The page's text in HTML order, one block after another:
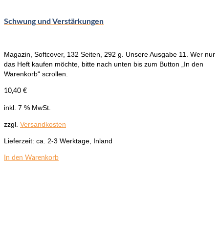
Schwung und Verstärkungen
Magazin, Softcover, 132 Seiten, 292 g. Unsere Ausgabe 11. Wer nur
das Heft kaufen möchte, bitte nach unten bis zum Button „In den
Warenkorb“ scrollen.
10,40 €
inkl. 7 % MwSt.
zzgl. Versandkosten
Lieferzeit: ca. 2-3 Werktage, Inland
In den Warenkorb